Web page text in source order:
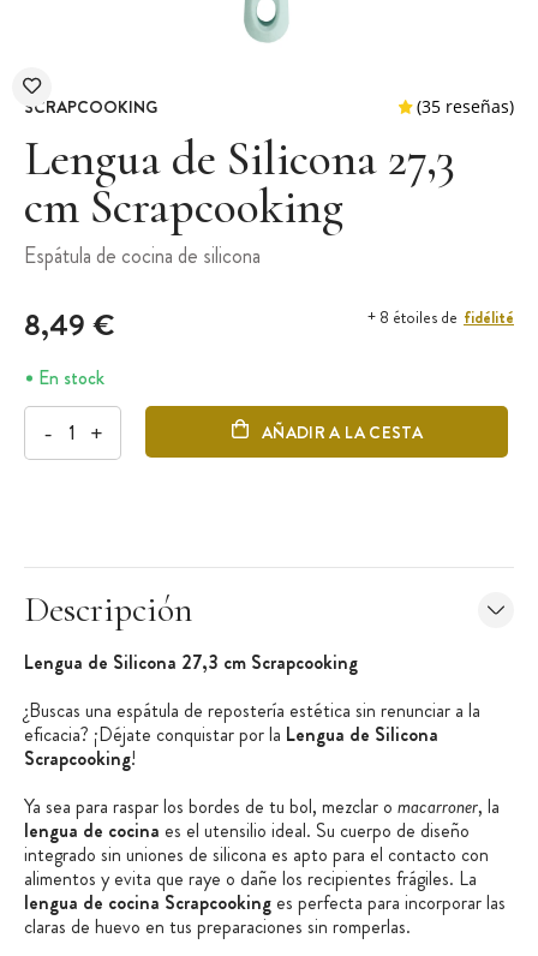
SCRAPCOOKING
Lengua de Silicona 27,3
cm Scrapcooking
Espátula de cocina de silicona
8,49 € + 8 étoiles de fidélité
En stock
- + AÑADIR A LA CESTA
Descripción
Lengua de Silicona 27,3 cm Scrapcooking
¿Buscas una espátula de repostería estética sin renunciar a la
eficacia? ¡Déjate conquistar por la Lengua de Silicona
Scrapcooking!
Ya sea para raspar los bordes de tu bol, mezclar o macarroner, la
lengua de cocina es el utensilio ideal. Su cuerpo de diseño
integrado sin uniones de silicona es apto para el contacto con
alimentos y evita que raye o dañe los recipientes frágiles. La
lengua de cocina Scrapcooking es perfecta para incorporar las
claras de huevo en tus preparaciones sin romperlas.